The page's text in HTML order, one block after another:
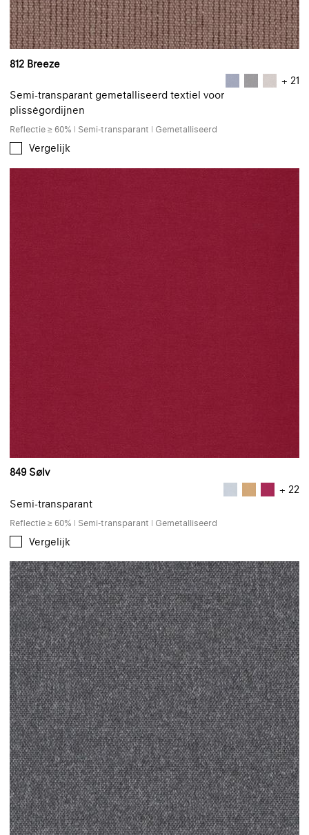
812 Breeze
+ 21
Semi-transparant gemetalliseerd textiel voor
plisségordijnen
Reflectie ≥ 60% | Semi-transparant | Gemetalliseerd
Vergelijk
849 Sølv
+ 22
Semi-transparant
Reflectie ≥ 60% | Semi-transparant | Gemetalliseerd
Vergelijk